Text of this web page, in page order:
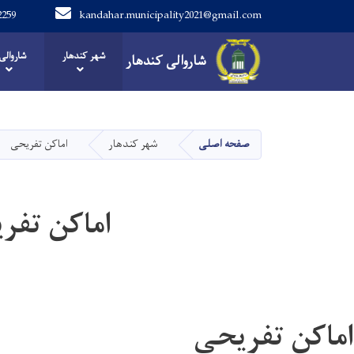
شاروالی کندهار
kandahar.municipality2021@gmail.com
Main navigation
شاروالی کندهار شهر کندهار شاروالی
صفحه اصلی شهر کندهار اماکن تفریحی
اماکن
اماکن تفریحی